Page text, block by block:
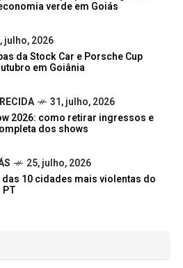
verde em Goiás
julho, 2026
da Stock Car e Porsche Cup
em Goiânia
31, julho, 2026
2026: como retirar ingressos e
dos shows
25, julho, 2026
10 cidades mais violentas do